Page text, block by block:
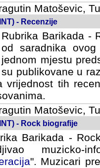
Matoševic,
- Recenzije
Rubrika Barikada -
od saradnika
jednom mjestu
su publikovane u
vrijednost tih
Matoševic,
- Rock biografije
Barikada -
muzicko-
predstavljeni u